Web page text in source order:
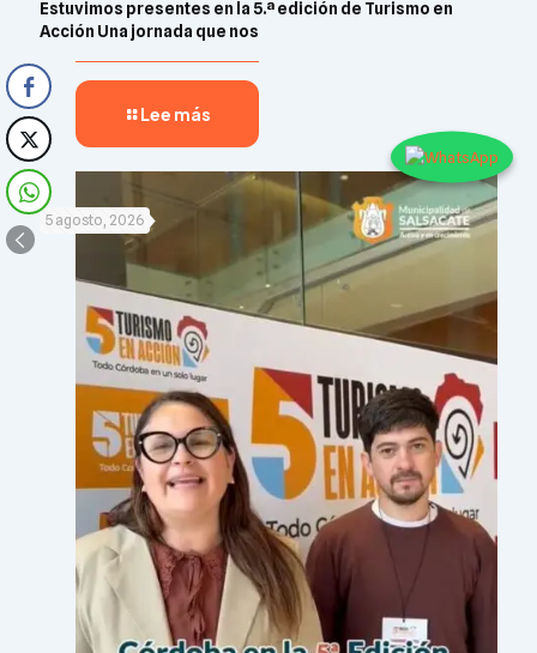
Estuvimos presentes en la 5.ª edición de Turismo en
Acción Una jornada que nos
Lee más
5 agosto, 2026